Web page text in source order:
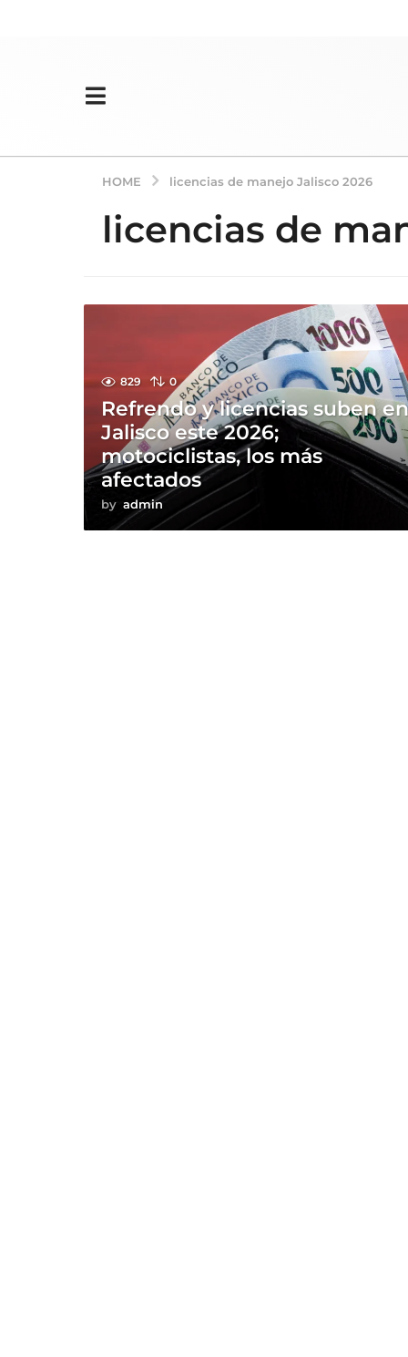
HOME licencias de manejo Jalisco 2026
licencias de
829 0
Refrendo y licencias suben
Jalisco este 2026;
motociclistas, los más
afectados
by admin